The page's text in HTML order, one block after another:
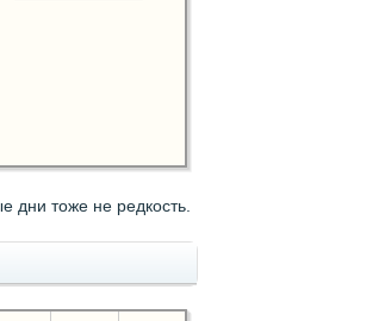
дни тоже не редкость.